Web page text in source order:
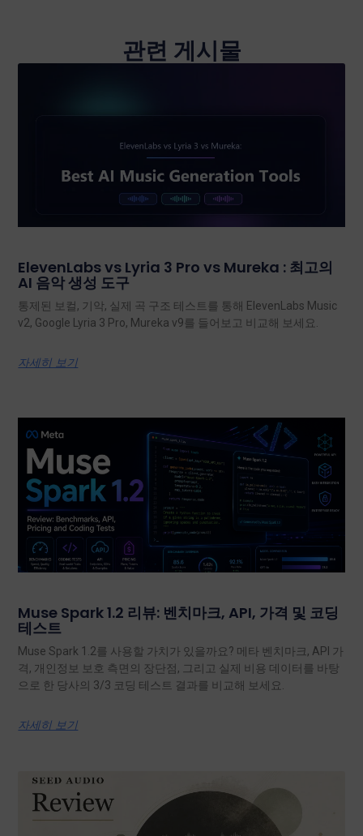
관련 게시물
ElevenLabs vs Lyria 3 Pro vs Mureka : 최고의
AI 음악 생성 도구
통제된 보컬, 기악, 실제 곡 구조 테스트를 통해 ElevenLabs Music
v2, Google Lyria 3 Pro, Mureka v9를 들어보고 비교해 보세요.
자세히 보기
Muse Spark 1.2 리뷰: 벤치마크, API, 가격 및 코딩
테스트
Muse Spark 1.2를 사용할 가치가 있을까요? 메타 벤치마크, API 가
격, 개인정보 보호 측면의 장단점, 그리고 실제 비용 데이터를 바탕
으로 한 당사의 3/3 코딩 테스트 결과를 비교해 보세요.
자세히 보기